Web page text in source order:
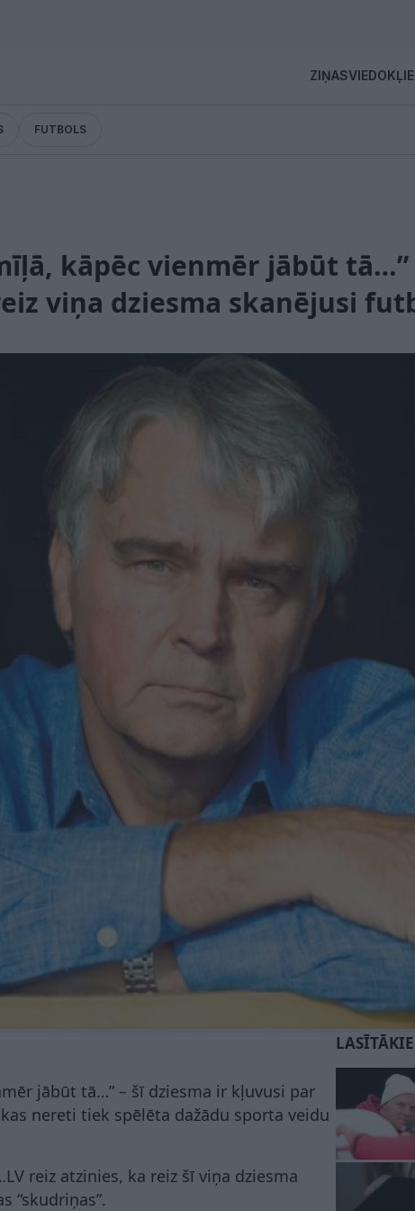
ZIŅASVIEDOKĻI
FUTBOLS
kāpēc vienmēr jābūt
viņa dziesma skanējusi
jābūt tā…” – šī dziesma ir kļuvusi par
nereti tiek spēlēta dažādu sporta veidu
reiz atzinies, ka reiz šī viņa dziesma
“skudriņas”.
LASĪTĀKIE